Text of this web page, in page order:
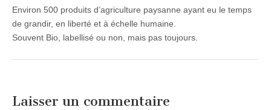
Environ 500 produits d’agriculture paysanne ayant eu le temps
de grandir, en liberté et à échelle humaine.
Souvent Bio, labellisé ou non, mais pas toujours.
Laisser un commentaire